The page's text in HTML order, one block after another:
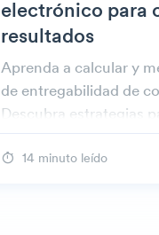
electrónico para
resultados
Aprenda a calcular y
de entregabilidad de
Descubra estrategias
reputación de
sus correos llegan a la
14 minuto leído